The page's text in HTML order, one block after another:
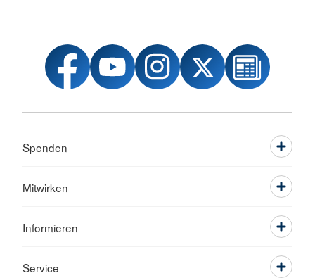
Spenden
Mitwirken
Informieren
Service